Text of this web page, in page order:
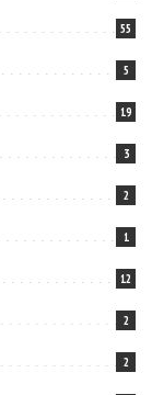
55
5
19
3
2
1
12
2
2